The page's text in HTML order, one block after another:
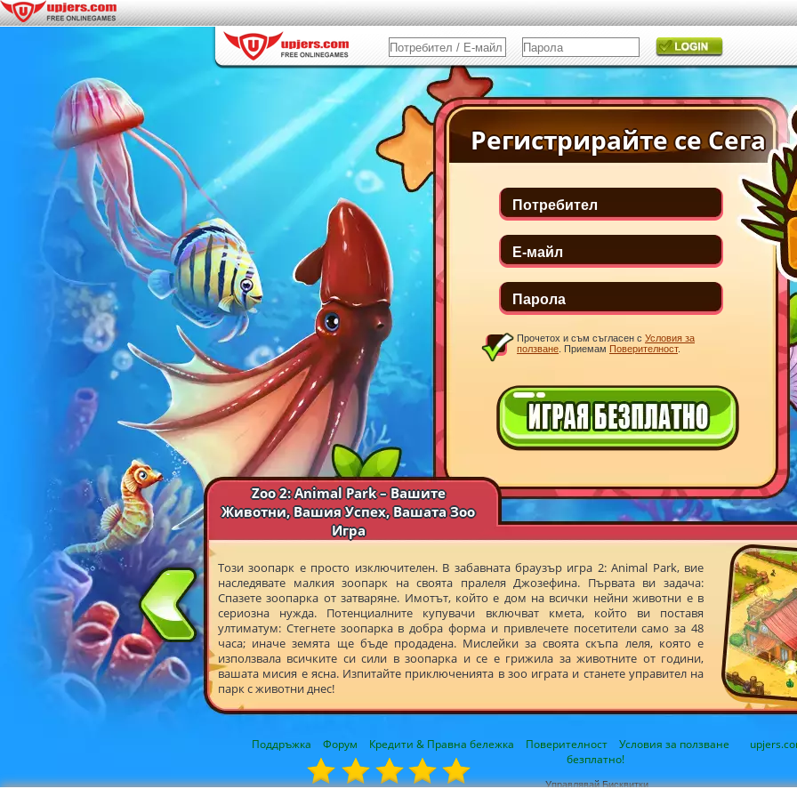
Поддръжка Форум Кредити & Правна бележка Поверителност Условия за ползване
безплатно!
Управлявай Бисквитки
Zoo 2: Animal Park – Вашите
Животни, Вашия Успех, Вашата Зоо
Игра
Този зоопарк е просто изключителен. В забавната браузър игра 2: Animal Park, вие
наследявате малкия зоопарк на своята пралеля Джозефина. Първата ви задача:
Спазете зоопарка от затваряне. Имотът, който е дом на всички нейни животни е в
сериозна нужда. Потенциалните купувачи включват кмета, който ви поставя
ултиматум: Стегнете зоопарка в добра форма и привлечете посетители само за 48
часа; иначе земята ще бъде продадена. Мислейки за своята скъпа леля, която е
използвала всичките си сили в зоопарка и се е грижила за животните от години,
вашата мисия е ясна. Изпитайте приключенията в зоо играта и станете управител на
парк с животни днес!
Прочетох и съм съгласен с Условия за
ползване . Приемам Поверителност.